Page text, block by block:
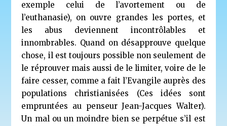
exemple celui de l’avortement ou de
l’euthanasie), on ouvre grandes les portes, et
les abus deviennent incontrôlables et
innombrables. Quand on désapprouve quelque
chose, il est toujours possible non seulement de
le réprouver mais aussi de le limiter, voire de le
faire cesser, comme a fait l’Evangile auprès des
populations christianisées (Ces idées sont
empruntées au penseur Jean-Jacques Walter).
Un mal ou un moindre bien se perpétue s’il est